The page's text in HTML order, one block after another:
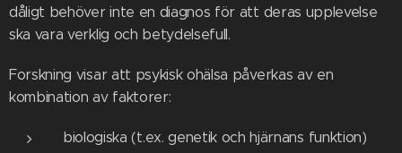
dåligt behöver inte en diagnos för att deras upplevelse
ska vara verklig och betydelsefull.
Forskning visar att psykisk ohälsa påverkas av en
kombination av faktorer:
biologiska (t.ex. genetik och hjärnans funktion)